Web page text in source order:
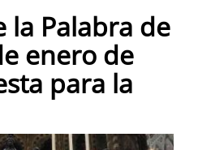
la Palabra de
enero de
para la